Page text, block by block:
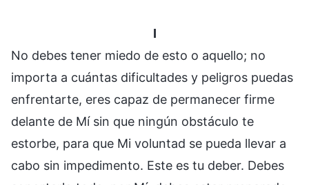
I
No debes tener miedo de esto o aquello; no
importa a cuántas dificultades y peligros puedas
enfrentarte, eres capaz de permanecer firme
delante de Mí sin que ningún obstáculo te
estorbe, para que Mi voluntad se pueda llevar a
cabo sin impedimento. Este es tu deber. Debes